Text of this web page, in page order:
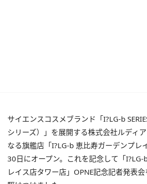
サイエンスコスメブランド「I?LG-b
シリーズ）」を展開する株式会社ルディ
なる旗艦店「I?LG-b 恵比寿ガーデンプレ
30日にオープン。これを記念して「
レイス店タワー店」OPNE記念記者発表